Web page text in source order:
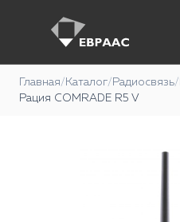
Главная/ Каталог/ Радиосвязь/
Рация COMRADE R5 V